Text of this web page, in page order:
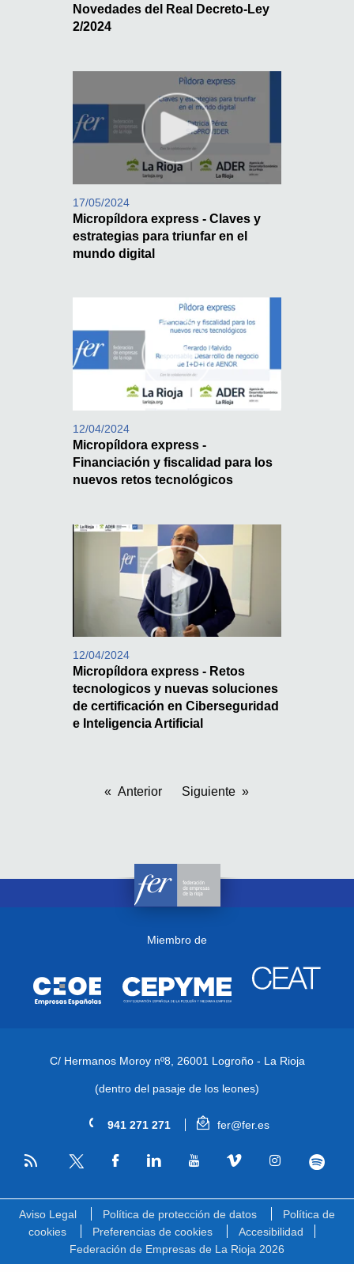
Novedades del Real Decreto-Ley
2/2024
17/05/2024
Micropíldora express - Claves y
estrategias para triunfar en el
mundo digital
12/04/2024
Micropíldora express -
Financiación y fiscalidad para los
nuevos retos tecnológicos
12/04/2024
Micropíldora express - Retos
tecnologicos y nuevas soluciones
de certificación en Ciberseguridad
e Inteligencia Artificial
Anterior Siguiente
Miembro de
C/ Hermanos Moroy nº8, 26001 Logroño - La Rioja
(dentro del pasaje de los leones)
941 271 271 fer@fer.es
RSS
Aviso Legal Política de protección de datos
Política de
cookies
Preferencias de cookies
Accesibilidad
Federación de Empresas de La Rioja 2026